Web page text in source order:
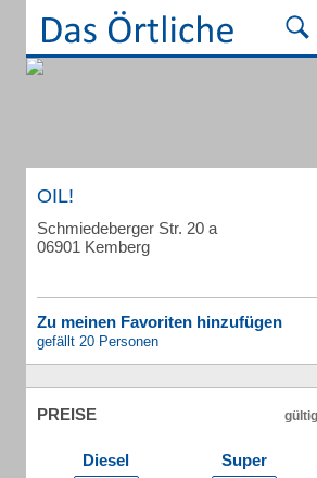
OIL!
Schmiedeberger Str. 20 a
06901 Kemberg
Zu meinen Favoriten hinzufügen
gefällt 20 Personen
PREISE
Diesel Super